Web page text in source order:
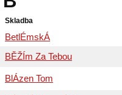
Skladba
BetlÉmskÁ
BĚŽÍm Za Tebou
BlÁzen Tom